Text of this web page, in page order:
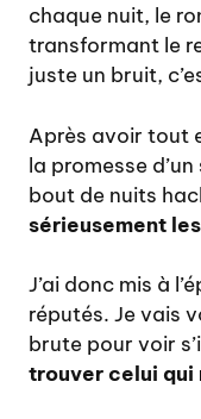
chaque nuit, le
transformant le
juste un bruit,
Après avoir tout
la promesse
bout de nuits
sérieusement
J’ai donc mis à
réputés. Je vais
brute pour voir
trouver celui qui